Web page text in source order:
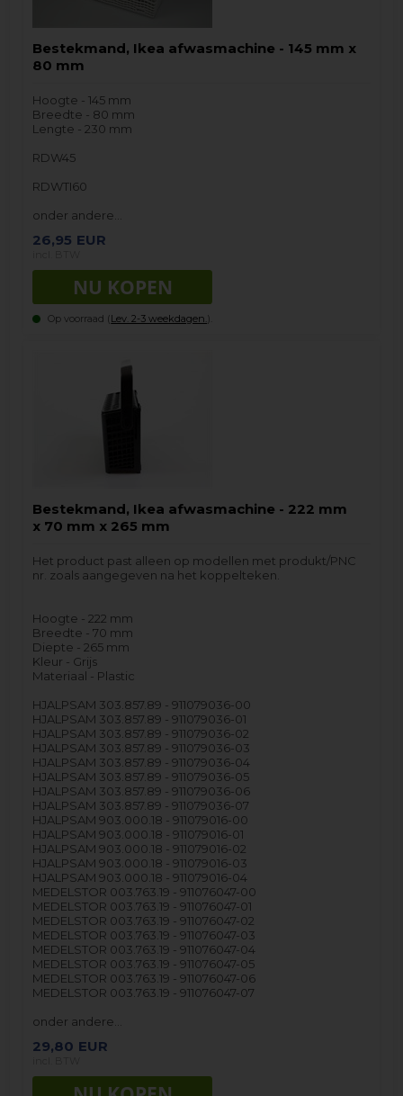
Bestekmand, Ikea afwasmachine - 145 mm x
80 mm
Hoogte - 145 mm
Breedte - 80 mm
Lengte - 230 mm
RDW45
RDWTI60
onder andere…
26,95 EUR
Op voorraad (Lev. 2-3 weekdagen. ).
Bestekmand, Ikea afwasmachine - 222 mm
x 70 mm x 265 mm
Het product past alleen op modellen met produkt/PNC
nr. zoals aangegeven na het koppelteken.
Hoogte - 222 mm
Breedte - 70 mm
Diepte - 265 mm
Kleur - Grijs
Materiaal - Plastic
HJALPSAM 303.857.89 - 911079036-00
HJALPSAM 303.857.89 - 911079036-01
HJALPSAM 303.857.89 - 911079036-02
HJALPSAM 303.857.89 - 911079036-03
HJALPSAM 303.857.89 - 911079036-04
HJALPSAM 303.857.89 - 911079036-05
HJALPSAM 303.857.89 - 911079036-06
HJALPSAM 303.857.89 - 911079036-07
HJALPSAM 903.000.18 - 911079016-00
HJALPSAM 903.000.18 - 911079016-01
HJALPSAM 903.000.18 - 911079016-02
HJALPSAM 903.000.18 - 911079016-03
HJALPSAM 903.000.18 - 911079016-04
MEDELSTOR 003.763.19 - 911076047-00
MEDELSTOR 003.763.19 - 911076047-01
MEDELSTOR 003.763.19 - 911076047-02
MEDELSTOR 003.763.19 - 911076047-03
MEDELSTOR 003.763.19 - 911076047-04
MEDELSTOR 003.763.19 - 911076047-05
MEDELSTOR 003.763.19 - 911076047-06
MEDELSTOR 003.763.19 - 911076047-07
onder andere…
29,80 EUR